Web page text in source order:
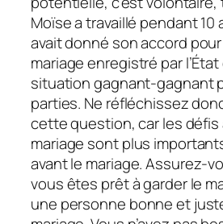
Moïse a travaillé pendant 10
avait donné son accord
mariage enregistré par
situation gagnant-gagnant
parties. Ne réfléchissez
cette question, car les défis
mariage sont plus
avant le mariage. Assurez-
vous êtes prêt à garder le
une personne bonne et